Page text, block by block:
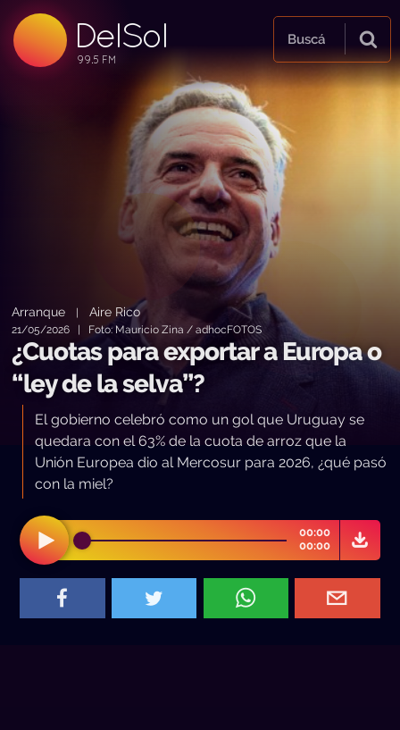
DelSol
99.5 FM
99.5 FM
99.5 FM
Buscá
Arranque |Aire Rico
21/05/2026 | Foto: Mauricio Zina / adhocFOTOS
¿Cuotas para exportar a Europa o
“ley de la selva”?
El gobierno celebró como un gol que Uruguay se
quedara con el 63% de la cuota de arroz que la
Unión Europea dio al Mercosur para 2026, ¿qué pasó
con la miel?
00:00
00:00